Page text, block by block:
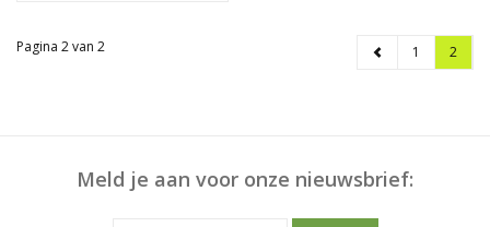
Pagina 2 van 2 1 2
Meld je aan voor onze nieuwsbrief: